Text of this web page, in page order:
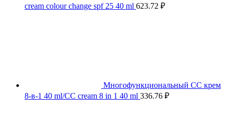
cream colour change spf 25 40 ml 623.72 ₽
Многофункциональный СС крем
8-в-1 40 ml/CC cream 8 in 1 40 ml 336.76 ₽